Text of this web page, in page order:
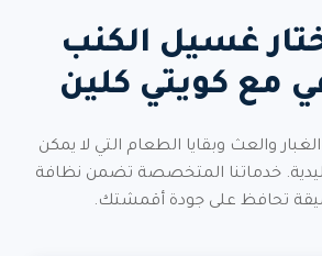
غسيل الكنب
مع كويتي كلين
والعث وبقايا الطعام التي لا يمكن
خدماتنا المتخصصة تضمن نظافة
تحافظ على جودة أقمشتك.